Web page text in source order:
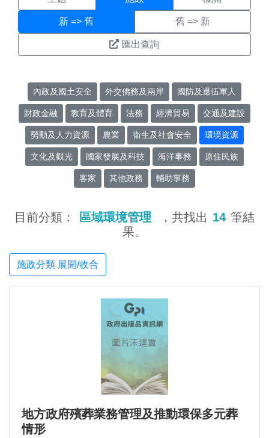
新 => 舊 舊 => 新
匯出查詢
內政及國土安全 外交僑務及兩岸 國防及退伍軍人
財政金融 教育及體育 法務 經濟貿易 交通及建設
勞動及人力資源 農業 衛生及社會安全 環境資源
文化及觀光 國家發展及科技 海洋事務 原住民族
客家 其他政務 輔助事務
目前分類： 區域環境管理 ，共找出 14 筆結
果。
施政分類 展開/收合
地方政府殯葬業務管理及推動環保多元葬
情形